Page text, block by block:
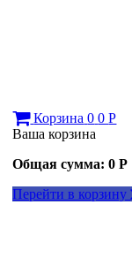
Корзина 0 0Р
Ваша корзина
Общая сумма:0Р
Перейти в корзину